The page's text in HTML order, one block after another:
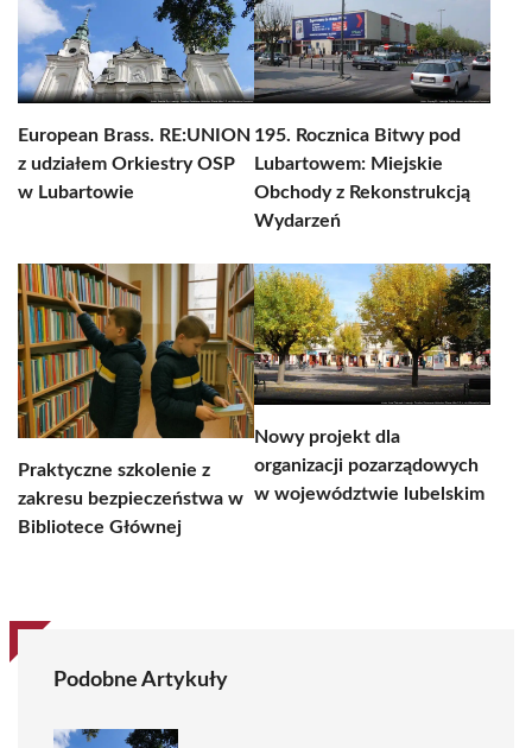
European Brass. RE:UNION
z udziałem Orkiestry OSP
w Lubartowie
195. Rocznica Bitwy pod
Lubartowem: Miejskie
Obchody z Rekonstrukcją
Wydarzeń
Praktyczne szkolenie z
zakresu bezpieczeństwa w
Bibliotece Głównej
Nowy projekt dla
organizacji pozarządowych
w województwie lubelskim
Podobne Artykuły